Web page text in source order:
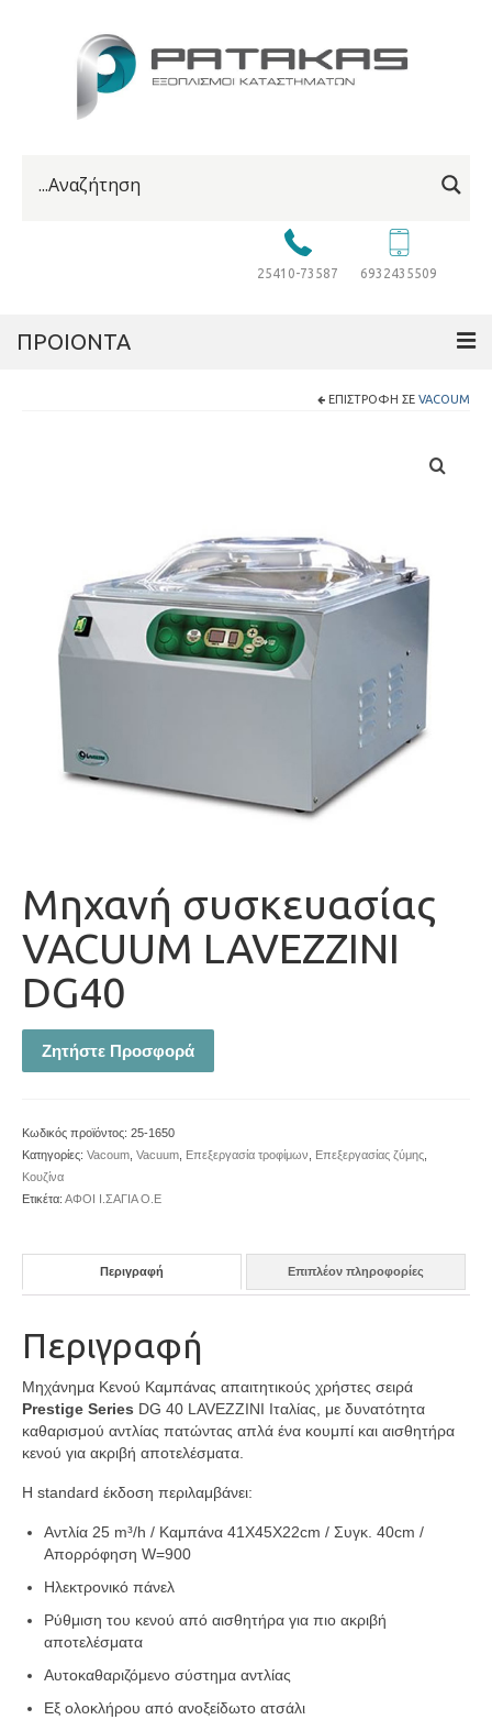
25410-73587 6932435509
ΠΡΟΙΟΝΤΑ
ΕΠΙΣΤΡΟΦΉ ΣΕ VACOUM
Μηχανή συσκευασίας
VACUUM LAVEZZINI
DG40
Ζητήστε Προσφορά
Κωδικός προϊόντος: 25-1650
Κατηγορίες: Vacoum Vacuum Επεξεργασία τροφίμων Επεξεργασίας ζύμης
Κουζίνα
Ετικέτα: ΑΦΟΙ Ι.ΣΑΓΙΑ Ο.Ε
Περιγραφή Επιπλέον πληροφορίες
Περιγραφή
Μηχάνημα Κενού Καμπάνας απαιτητικούς χρήστες σειρά
Prestige Series DG 40 LAVEZZINI Ιταλίας, με δυνατότητα
καθαρισμού αντλίας πατώντας απλά ένα κουμπί και αισθητήρα
κενού για ακριβή αποτελέσματα.
Η standard έκδοση περιλαμβάνει:
Αντλία 25 m³/h / Καμπάνα 41X45X22cm / Συγκ. 40cm /
Απορρόφηση W=900
Ηλεκτρονικό πάνελ
Ρύθμιση του κενού από αισθητήρα για πιο ακριβή
αποτελέσματα
Αυτοκαθαριζόμενο σύστημα αντλίας
Εξ ολοκλήρου από ανοξείδωτο ατσάλι